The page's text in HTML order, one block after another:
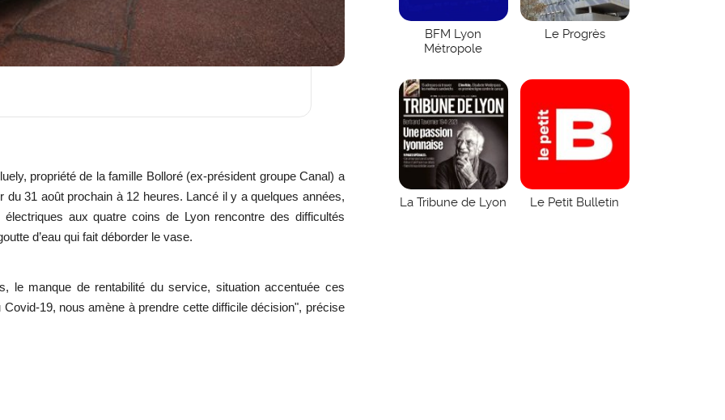
propriété de la famille Bolloré (ex-président groupe Canal) a
31 août prochain à 12 heures. Lancé il y a quelques années,
aux quatre coins de Lyon rencontre des difficultés
d’eau qui fait déborder le vase.
le manque de rentabilité du service, situation accentuée ces
19, nous amène à prendre cette difficile décision", précise
BFM Lyon
Métropole
Le Progrès
La Tribune de Lyon Le Petit Bulletin